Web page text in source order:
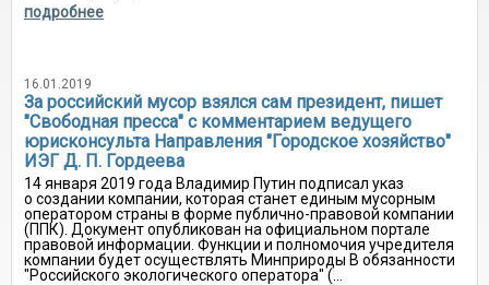
подробнее
16.01.2019
За российский мусор взялся сам президент, пишет
"Свободная пресса" с комментарием ведущего
юрисконсульта Направления "Городское хозяйство"
ИЭГ Д. П. Гордеева
14 января 2019 года Владимир Путин подписал указ
о создании компании, которая станет единым мусорным
оператором страны в форме публично-правовой компании
(ППК). Документ опубликован на официальном портале
правовой информации. Функции и полномочия учредителя
компании будет осуществлять Минприроды В обязанности
"Российского экологического оператора" (...